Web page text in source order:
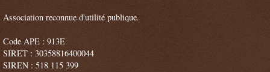
Association reconnue d'utilité publique.
Code APE : 913E
SIRET : 30358816400044
SIREN : 518 115 399